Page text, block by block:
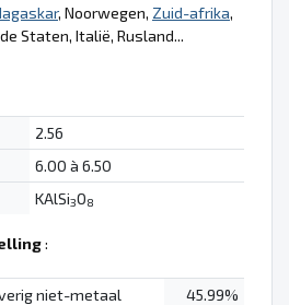
, Noorwegen, Zuid-afrika,
Staten, Italië, Rusland...
2.56
6.00 à 6.50
KAlSi3O8
:
niet-metaal
45.99%